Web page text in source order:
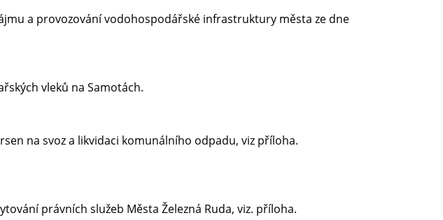
a provozování vodohospodářské infrastruktury města ze dne
vleků na Samotách.
na svoz a likvidaci komunálního odpadu, viz příloha.
právních služeb Města Železná Ruda, viz. příloha.